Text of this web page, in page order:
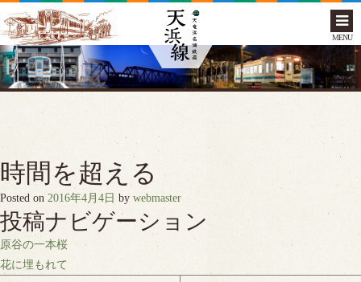
MENU
時間を超える
Posted on 2016年4月4日 by webmaster
投稿ナビゲーション
原谷の一本桜
花に埋もれて